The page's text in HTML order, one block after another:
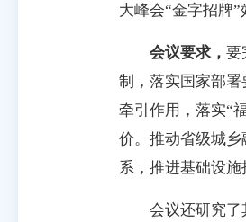
大峰会“金字招牌”
会议要求， 要
制，落实国家部
牵引作用，落实“
价。推动省级城
系，推进基础设施
会议还研究了